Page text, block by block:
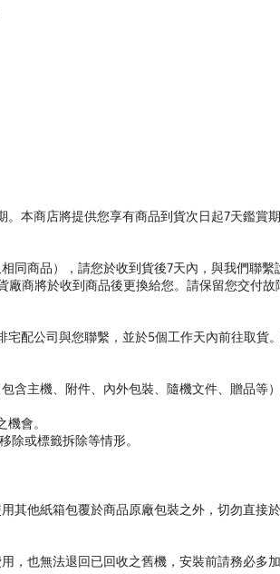
本商店將提供您享有商品到貨次日起7天鑑賞
同商品），請您於收到貨後7天內，與我們聯
商將於收到商品後更換給您。請保留您交付
配公司與您聯繫，並於5個工作天內前往取貨
含主機、附件、內外包裝、隨機文件、贈品等）
會。
除或標籤拆除等情形。
其他紙箱包覆於商品原廠包裝之外，切勿直接
，也無法退回已回收之舊機，安裝前請務必多加